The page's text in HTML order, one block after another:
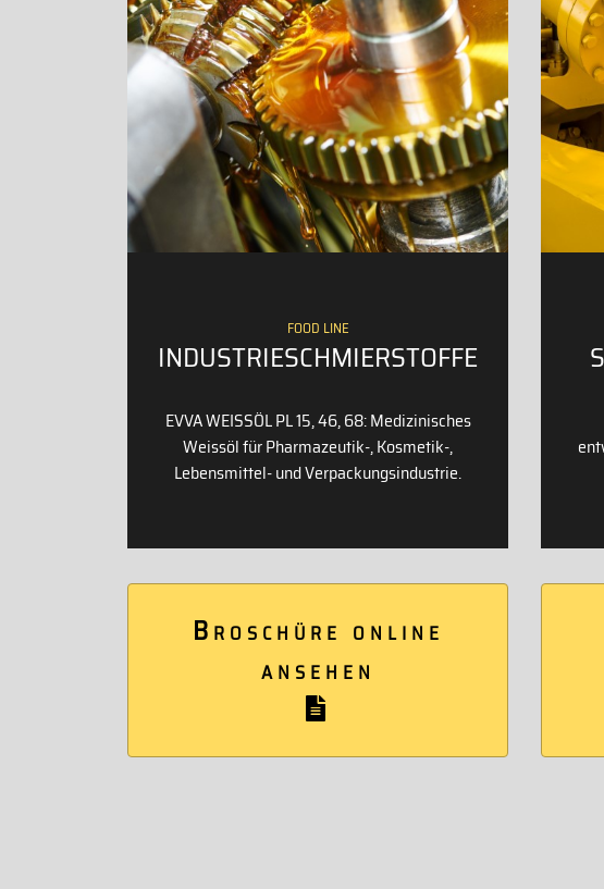
FOOD LINE
INDUSTRIESCHMIERSTOFFE
EVVA WEISSÖL PL 15, 46, 68: Medizinisches
Weissöl für Pharmazeutik-, Kosmetik-,
Lebensmittel- und Verpackungsindustrie.
Broschüre online
ansehen